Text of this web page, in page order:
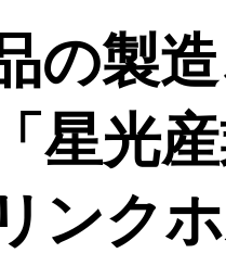
の製
星光
ンク